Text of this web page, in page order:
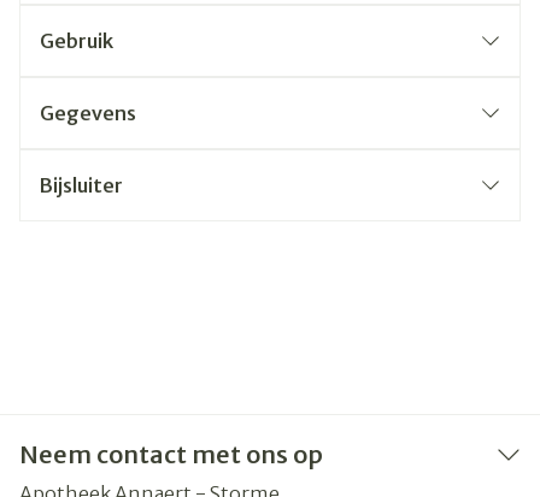
Gebruik
Gegevens
Bijsluiter
Neem contact met ons op